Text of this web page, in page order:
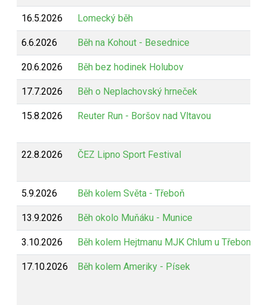
16.5.2026 Lomecký běh
6.6.2026 Běh na Kohout - Besednice
20.6.2026 Běh bez hodinek Holubov
17.7.2026 Běh o Neplachovský hrneček
15.8.2026 Reuter Run - Boršov nad Vltavou
22.8.2026 ČEZ Lipno Sport Festival
5.9.2026 Běh kolem Světa - Třeboň
13.9.2026 Běh okolo Muňáku - Munice
3.10.2026 Běh kolem Hejtmanu MJK Chlum u Třeboně
17.10.2026 Běh kolem Ameriky - Písek